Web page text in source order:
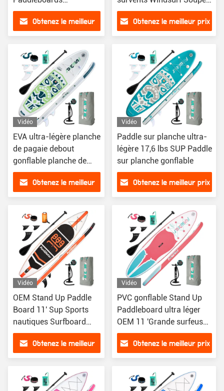
gonflables avec
accessoires ISUP
Obtenez le meilleur
gonflable Stand Up Paddle
Obtenez le meilleur prix
Vidéo
EVA ultra-légère planche
de pagaie debout
gonflable planche de
pagaie debout pour tous
les niveaux de
compétence
Obtenez le meilleur
Vidéo
Paddle sur planche ultra-
légère 17,6 lbs SUP Paddle
sur planche gonflable
Obtenez le meilleur prix
Vidéo
OEM Stand Up Paddle
Board 11' Sup Sports
nautiques Surfboard
Paddle Board Jeu d'eau
Surf
Obtenez le meilleur
Vidéo
PVC gonflable Stand Up
Paddleboard ultra léger
OEM 11 'Grande surfeuse
gonflable
Obtenez le meilleur prix